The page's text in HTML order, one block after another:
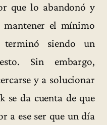
que lo abandonó y
mantener el mínimo
siendo un
Sin embargo,
y a solucionar
se da cuenta de que
a ese ser que un día